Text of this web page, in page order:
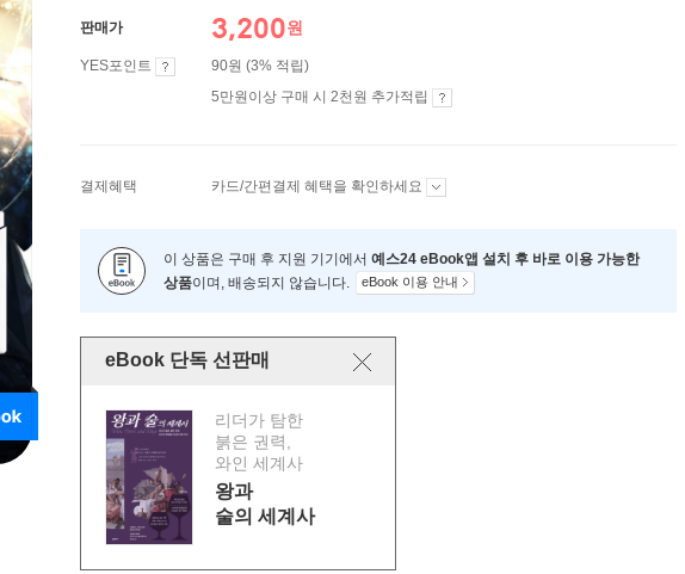
판매가 3,200원
YES포인트
90원 (3% 적립)
5만원이상 구매 시 2천원 추가적립
결제혜택 카드/간편결제 혜택을 확인하세요
이 상품은 구매 후 지원 기기에서 예스24 eBook앱 설치 후 바로 이용 가능한
상품이며, 배송되지 않습니다. eBook 이용 안내
eBook 단독 선판매
리더가 탐한
붉은 권력,
와인 세계사
왕과
술의 세계사